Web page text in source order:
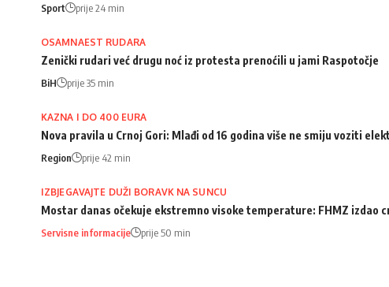
Sport prije 24 min
OSAMNAEST RUDARA
Zenički rudari već drugu noć iz protesta prenoćili u jami Raspotočje
BiH prije 35 min
KAZNA I DO 400 EURA
Nova pravila u Crnoj Gori: Mlađi od 16 godina više ne smiju voziti
Region prije 42 min
IZBJEGAVAJTE DUŽI BORAVK NA SUNCU
Mostar danas očekuje ekstremno visoke temperature: FHMZ izdao
Servisne informacije prije 50 min